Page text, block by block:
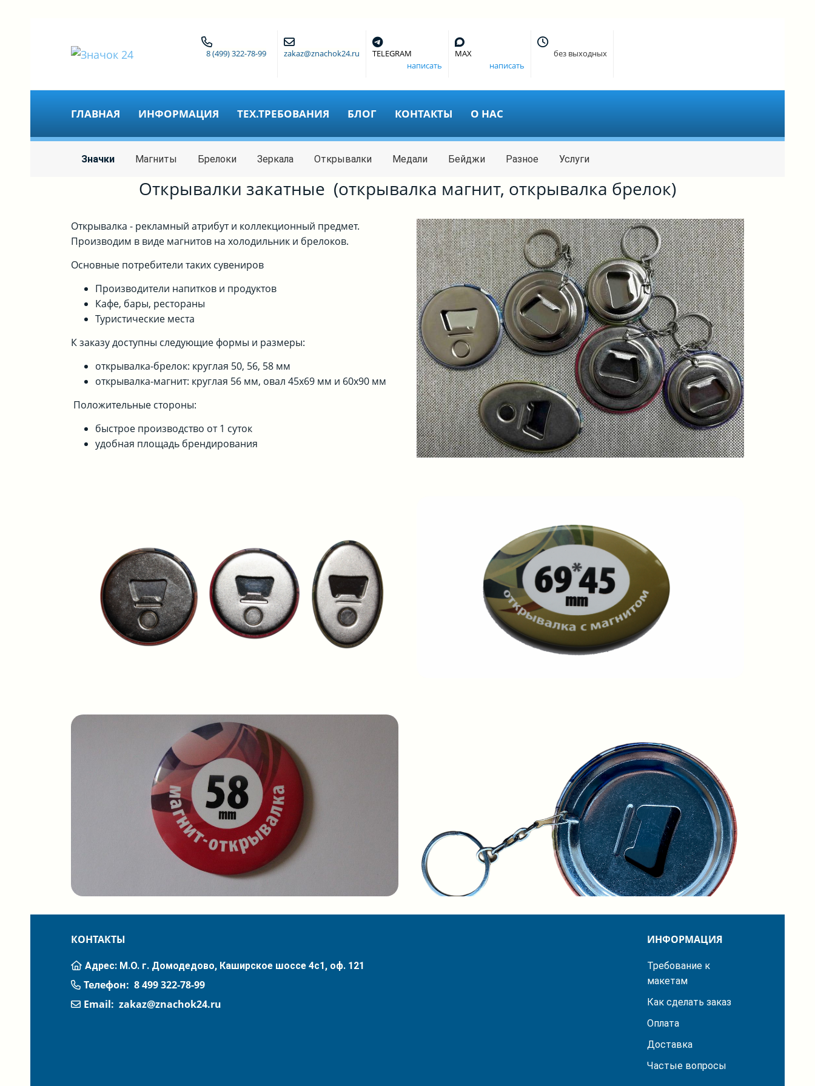
8 (499) 322-78-99 zakaz@znachok24.ru
TELEGRAM
написать
MAX
написать
без выходных
ГЛАВНАЯ ИНФОРМАЦИЯ ТЕХ.ТРЕБОВАНИЯ БЛОГ КОНТАКТЫ О НАС
Значки Магниты Брелоки Зеркала Открывалки Медали Бейджи Разное Услуги
Открывалки закатные (открывалка магнит, открывалка брелок)
Открывалка - рекламный атрибут и коллекционный предмет.
Производим в виде магнитов на холодильник и брелоков.
Основные потребители таких сувениров
Производители напитков и продуктов
Кафе, бары, рестораны
Туристические места
К заказу доступны следующие формы и размеры:
открывалка-брелок: круглая 50, 56, 58 мм
открывалка-магнит: круглая 56 мм, овал 45х69 мм и 60х90 мм
Положительные стороны:
быстрое производство от 1 суток
удобная площадь брендирования
КОНТАКТЫ
Адрес: М.О. г. Домодедово, Каширское шоссе 4с1, оф. 121
Телефон: 8 499 322-78-99
Email: zakaz@znachok24.ru
ИНФОРМАЦИЯ
Требование к
макетам
Как сделать заказ
Оплата
Доставка
Частые вопросы